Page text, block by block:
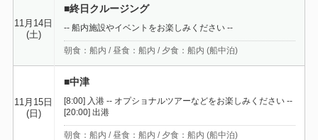
11月14日
(土)
■終日クルージング
-- 船内施設やイベントをお楽しみください --
朝食：船内 / 昼食：船内 / 夕食：船内 (船中泊)
11月15日
(日)
■中津
[8:00] 入港 -- オプショナルツアーなどをお楽しみください --
[20:00] 出港
朝食：船内 / 昼食：船内 / 夕食：船内 (船中泊)